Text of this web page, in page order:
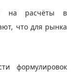
на расчёты в
что для рынка
формулировок